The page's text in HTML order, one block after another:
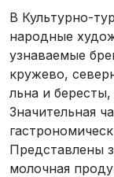
В Культурно-
народные
узнаваемые
кружево,
льна и
Значительная
Представлены
молочная